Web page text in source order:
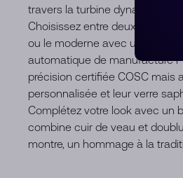
travers la turbine dynamique
Choisissez entre deux styles
ou le moderne avec une
automatique de manufacture
précision certifiée COSC mais
personnalisée et leur verre
Complétez votre look avec un
combine cuir de veau et
montre, un hommage à la